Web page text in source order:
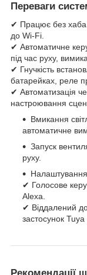
Переваги
✔ Працює без хаба
до Wi-Fi.
✔ Автоматичне
під час руху,
✔ Гнучкість
батарейках, реле
✔ Автоматизація
настроювання
Вмикання
автоматичне
Запуск
руху.
✔ Голосове
Alexa.
✔ Віддалений
застосунок Tuya
Рекомендації